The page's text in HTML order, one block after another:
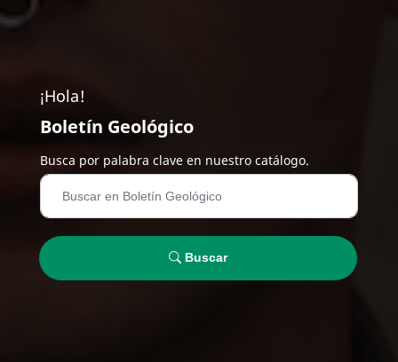
¡Hola!
Boletín Geológico
Busca por palabra clave en nuestro catálogo.
Buscar